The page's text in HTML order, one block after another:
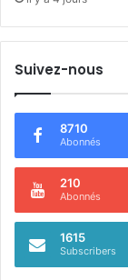
Suivez-nous
8710
Abonnés
210
Abonnés
1615
Subscribers